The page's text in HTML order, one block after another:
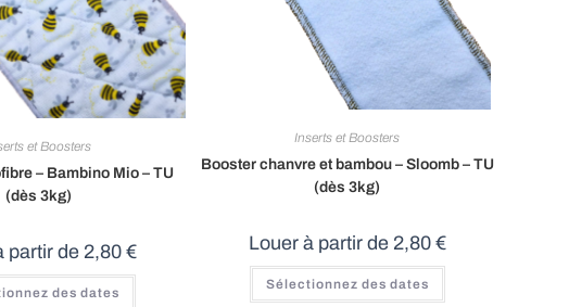
et Boosters
– Bambino Mio – TU
(dès 3kg)
partir de 2,80€
des dates
Inserts et Boosters
Booster chanvre et bambou – Sloomb – TU
(dès 3kg)
Louer à partir de 2,80 €
Sélectionnez des dates